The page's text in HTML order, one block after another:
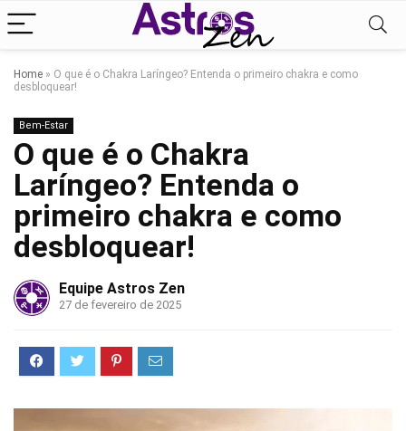
Home » O que é o Chakra Laríngeo? Entenda o primeiro chakra e como
desbloquear!
Bem-Estar
O que é o Chakra
Laríngeo? Entenda o
primeiro chakra e como
desbloquear!
Equipe Astros Zen
27 de fevereiro de 2025